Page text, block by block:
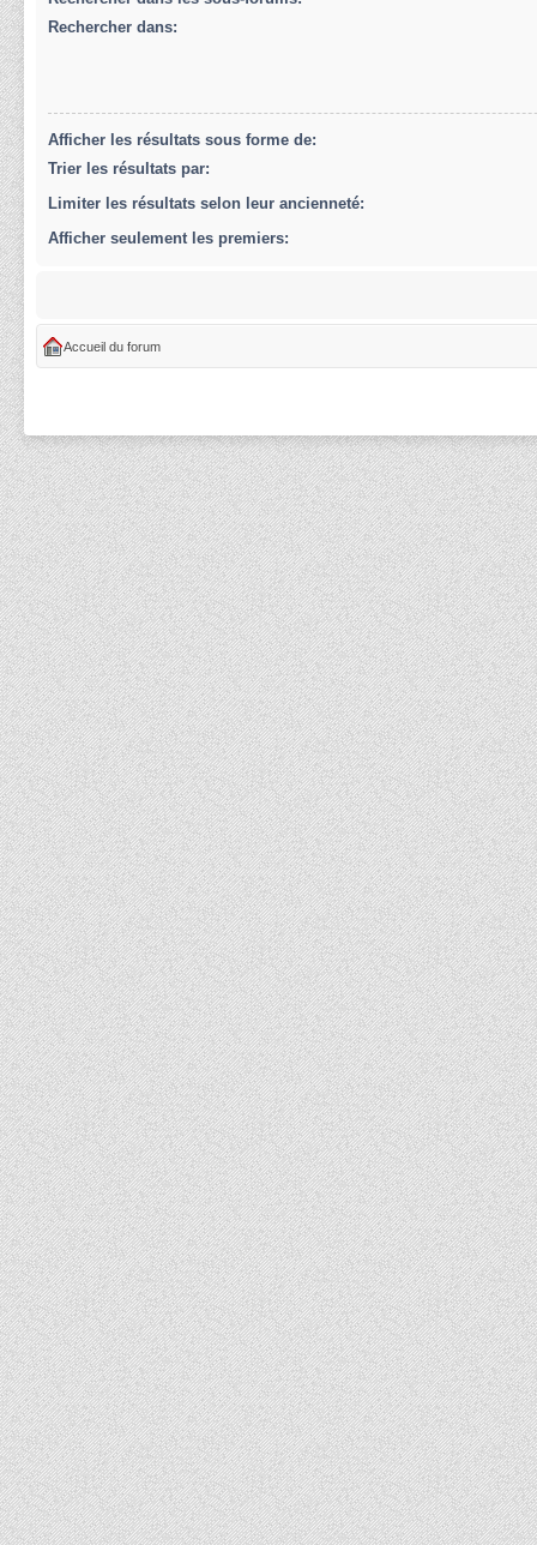
Rechercher dans:
Afficher les résultats sous forme de:
Trier les résultats par:
Limiter les résultats selon leur ancienneté:
Afficher seulement les premiers:
Accueil du forum